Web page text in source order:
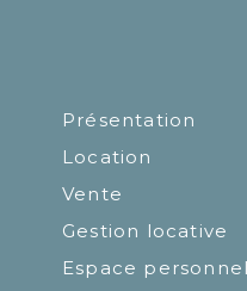
Présentation
Location
Vente
Gestion locative
Espace personnel